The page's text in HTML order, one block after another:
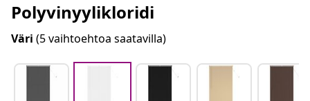
Polyvinyylikloridi
Väri (5 vaihtoehtoa saatavilla)